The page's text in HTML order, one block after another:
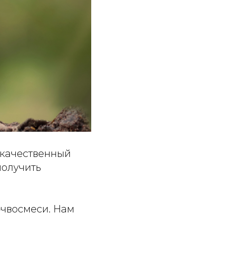
Нам